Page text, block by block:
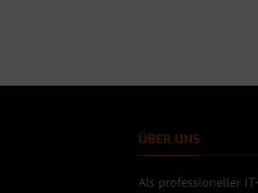
ÜBER UNS
Als professioneller